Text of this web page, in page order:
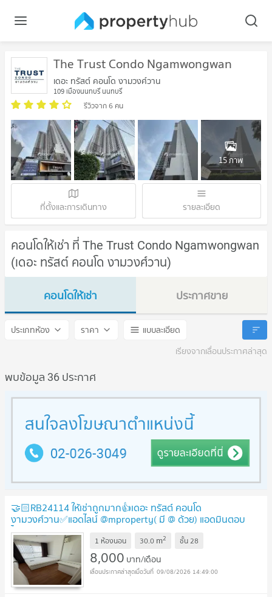
The Trust Condo Ngamwongwan
เดอะ ทรัสต์ คอนโด งามวงศ์วาน
109 เมืองนนทบุรี นนทบุรี
รีวิวจาก 6 คน
15 ภาพ
ที่ตั้งและการเดินทาง รายละเอียด
คอนโดให้เช่า ที่ The Trust Condo Ngamwongwan
(เดอะ ทรัสต์ คอนโด งามวงศ์วาน)
คอนโดให้เช่า
The Trust Condo Ngamwongwan
ประกาศขาย
The Trust Condo
ประเภทห้อง ราคา
แบบละเอียด
เรียงจากเลื่อนประกาศล่าสุด
พบข้อมูล 36 ประกาศ
🤝🏻RB24114 ให้เช่าถูกมาก👍เดอะ ทรัสต์ คอนโด
งามวงศ์วาน✅แอดไลน์ @mproperty( มี @ ด้วย) แอดมินตอบ
ไว UPDATE !
1 ห้องนอน 30.0 m2 ชั้น28
8,000 บาท/เดือน
09/08/2026 14:49:00